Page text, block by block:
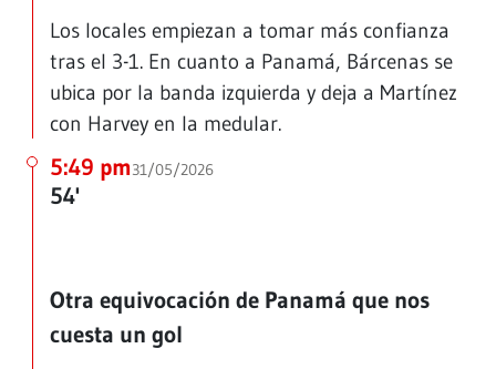
Los locales empiezan a tomar más confianza
tras el 3-1. En cuanto a Panamá, Bárcenas se
ubica por la banda izquierda y deja a Martínez
con Harvey en la medular.
5:49 pm31/05/2026
54'
Otra equivocación de Panamá que nos
cuesta un gol